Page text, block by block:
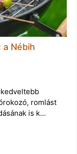
Nébih
romlást
is k…